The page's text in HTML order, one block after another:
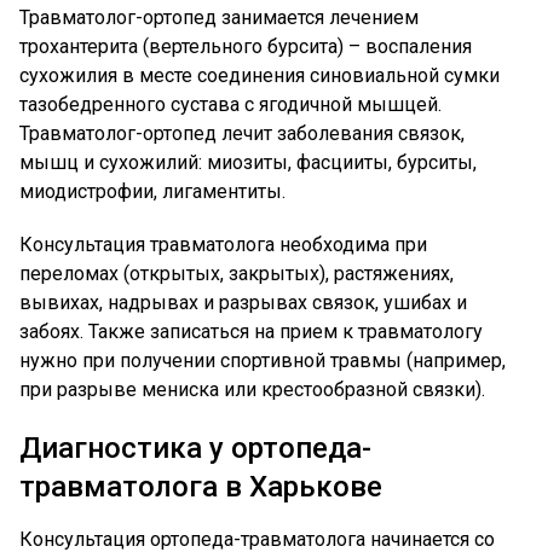
Травматолог-ортопед занимается лечением
трохантерита (вертельного бурсита) – воспаления
сухожилия в месте соединения синовиальной сумки
тазобедренного сустава с ягодичной мышцей.
Травматолог-ортопед лечит заболевания связок,
мышц и сухожилий: миозиты, фасцииты, бурситы,
миодистрофии, лигаментиты.
Консультация травматолога необходима при
переломах (открытых, закрытых), растяжениях,
вывихах, надрывах и разрывах связок, ушибах и
забоях. Также записаться на прием к травматологу
нужно при получении спортивной травмы (например,
при разрыве мениска или крестообразной связки).
Диагностика у ортопеда-
травматолога в Харькове
Консультация ортопеда-травматолога начинается со